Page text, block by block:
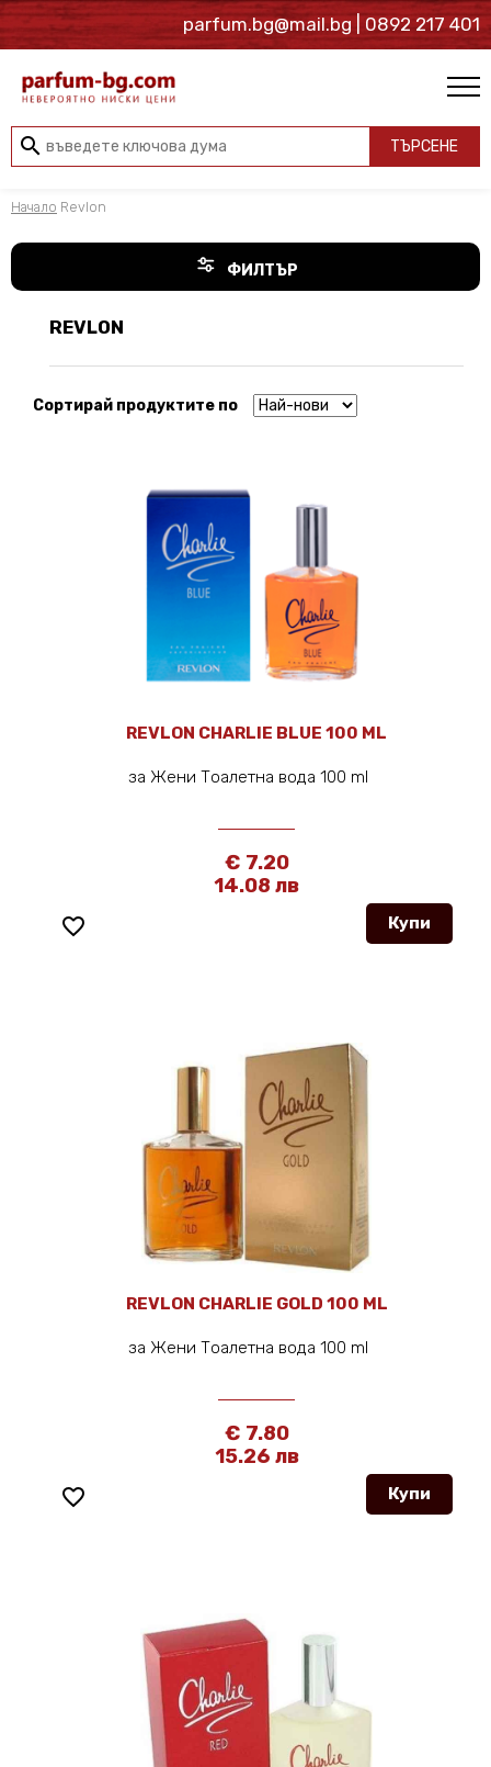
parfum.bg@mail.bg | 0892 217 401
search ТЪРСЕНЕ
Начало Revlon
ФИЛТЪР
REVLON
Сортирай продуктите по
favorite_border
REVLON CHARLIE BLUE 100 ML
за Жени Тоалетна вода 100 ml
€ 7.20
14.08 лв
Купи
favorite_border
REVLON CHARLIE GOLD 100 ML
за Жени Тоалетна вода 100 ml
€ 7.80
15.26 лв
Купи